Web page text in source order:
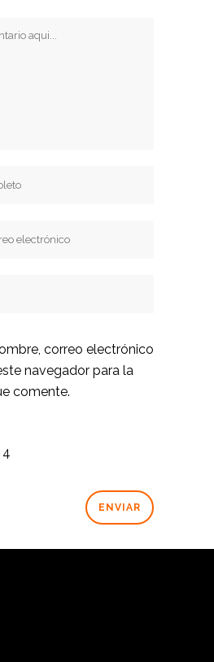
correo electrónico
navegador para la
comente.
4